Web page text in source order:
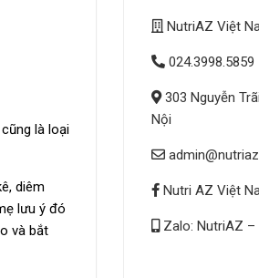
là loại
diêm
lưu ý đó
và bắt
NutriAZ Việt
024.3998.5859
303 Nguyễn
Nội
Nutri AZ Việt
Zalo: NutriAZ –